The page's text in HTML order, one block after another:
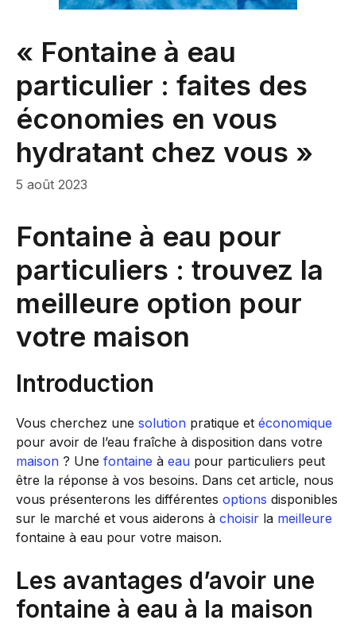
« Fontaine à eau
particulier : faites des
économies en vous
hydratant chez vous »
5 août 2023
Fontaine à eau pour
particuliers : trouvez la
meilleure option pour
votre maison
Introduction
Vous cherchez une solution pratique et économique
pour avoir de l’eau fraîche à disposition dans votre
maison ? Une fontaine à eau pour particuliers peut
être la réponse à vos besoins. Dans cet article, nous
vous présenterons les différentes options disponibles
sur le marché et vous aiderons à choisir la meilleure
fontaine à eau pour votre maison.
Les avantages d’avoir une
fontaine à eau à la maison